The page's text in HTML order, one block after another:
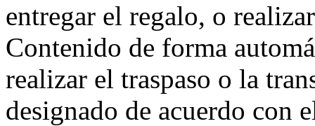
entregar el regalo, o
Contenido de forma
realizar el traspaso o la
designado de acuerdo con